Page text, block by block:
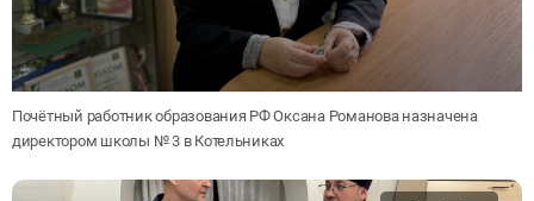
Почётный работник образования РФ Оксана Романова назначена
директором школы № 3 в Котельниках